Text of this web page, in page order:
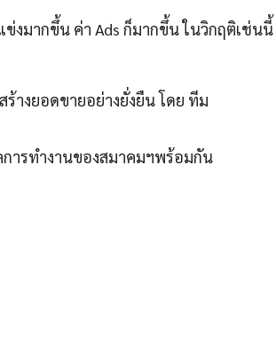
งมากขึ้น ค่า Ads ก็มากขึ้น ในวิกฤติเช่นนี้
างยอดขายอย่างยั่งยืน โดย ทีม
ารทำงานของสมาคมฯพร้อมกัน